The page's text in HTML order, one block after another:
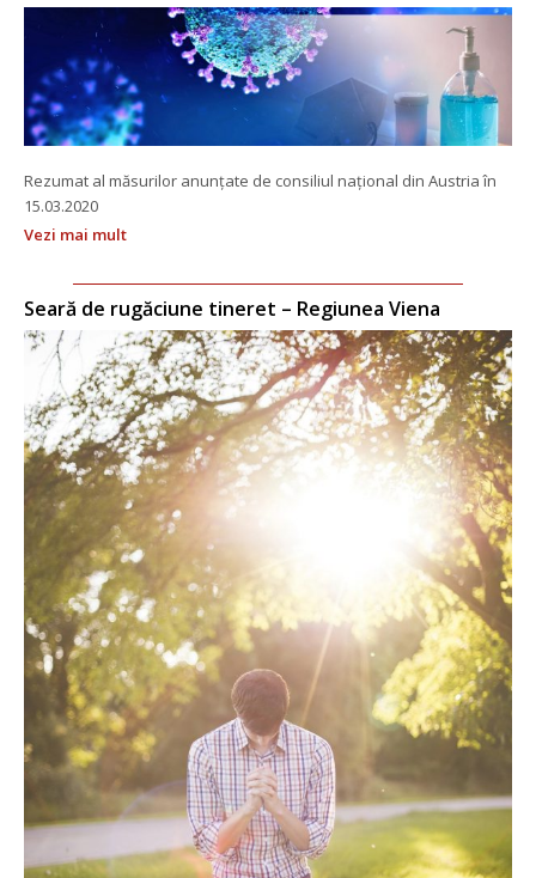
Rezumat al măsurilor anunțate de consiliul național din Austria în
15.03.2020
Vezi mai mult
Seară de rugăciune tineret – Regiunea Viena